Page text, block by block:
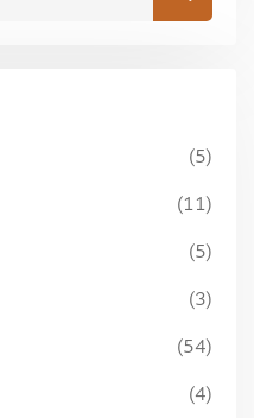
(5)
(11)
(5)
(3)
(54)
(4)